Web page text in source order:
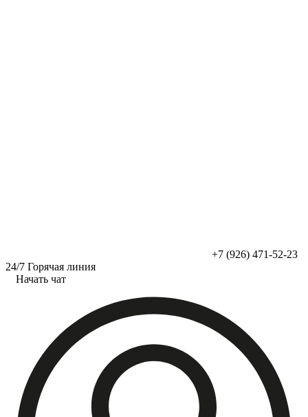
+7 (926) 471-52-23
24/7 Горячая линия
Начать чат